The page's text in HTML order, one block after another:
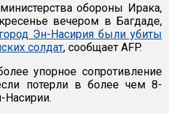
обороны Ирака,
вечером в Багдаде,
Эн-Насирия были убиты
солдат, сообщает AFP.
упорное сопротивление
потерли в более чем 8-
Насирии.